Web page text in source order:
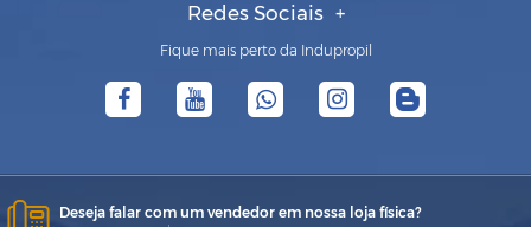
Redes Sociais
Fique mais perto da Indupropil
Deseja falar com um vendedor em nossa loja física?